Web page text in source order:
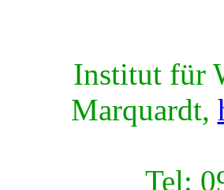
Institut für
Marquardt,
Tel: